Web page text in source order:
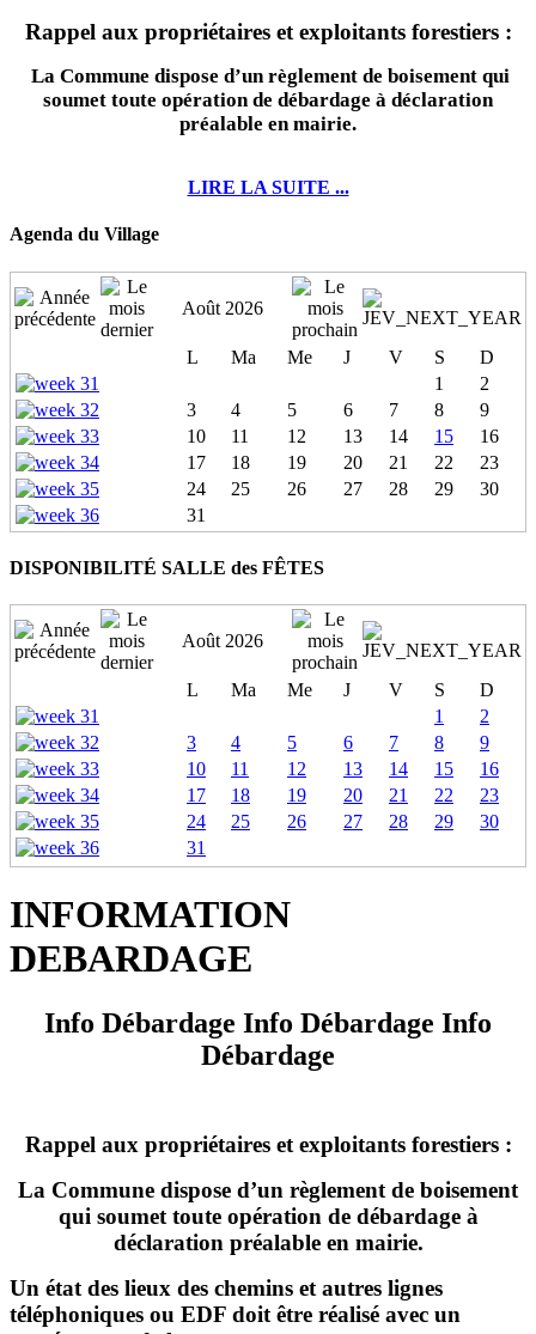
Rappel aux propriétaires et exploitants forestiers :
La Commune dispose d’un règlement de boisement qui
soumet toute opération de débardage à déclaration
préalable en mairie.
LIRE LA SUITE ...
Agenda du Village
Août 2026
L Ma Me J V S
D
1
2
3
4 5 6 7 8
9
10
11 12 13 14 15
16
17
18 19 20 21 22
23
24
25 26 27 28 29
30
31
DISPONIBILITÉ SALLE des FÊTES
Août 2026
L Ma Me J V S
D
1
2
3
4 5 6 7 8
9
10
11 12 13 14 15
16
17
18 19 20 21 22
23
24
25 26 27 28 29
30
31
INFORMATION
DEBARDAGE
Info Débardage Info Débardage Info
Débardage
Rappel aux propriétaires et exploitants forestiers :
La Commune dispose d’un règlement de boisement
qui soumet toute opération de débardage à
déclaration préalable en mairie.
Un état des lieux des chemins et autres lignes
téléphoniques ou EDF doit être réalisé avec un